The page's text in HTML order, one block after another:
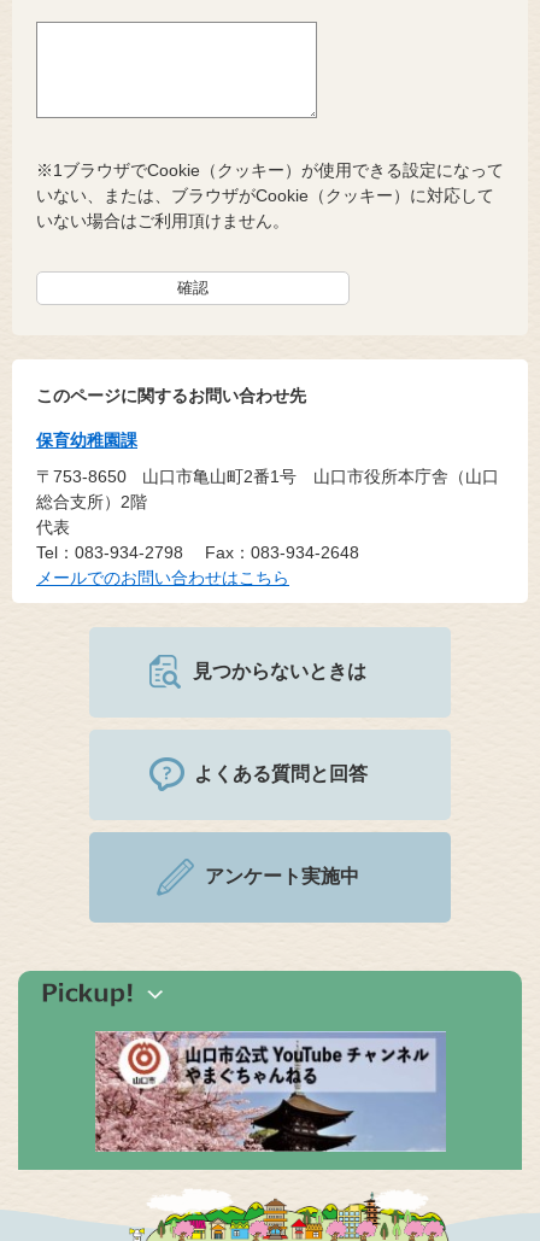
※1ブラウザでCookie（クッキー）が使用できる設定になって
いない、または、ブラウザがCookie（クッキー）に対応して
いない場合はご利用頂けません。
このページに関するお問い合わせ先
保育幼稚園課
〒753-8650
山口市亀山町2番1号 山口市役所本庁舎（山口
総合支所）2階
代表
Tel：083-934-2798
Fax：083-934-2648
メールでのお問い合わせはこちら
見つからないときは
よくある質問と回答
アンケート実施中